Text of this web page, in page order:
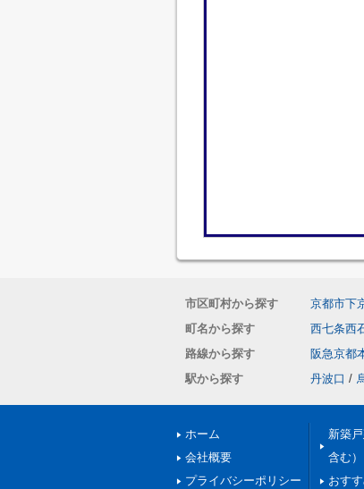
市区町村から探す 京都市下
町名から探す
西七条西
路線から探す
阪急京都
駅から探す
丹波口 /
ホーム
会社概要
プライバシーポリシー
新築
含む）
おす